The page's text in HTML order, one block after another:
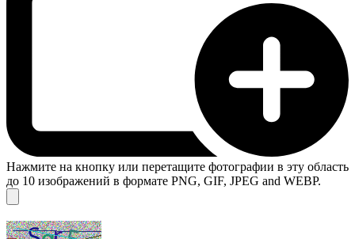
Нажмите на кнопку или перетащите фотографии в эту область
до 10 изображений в формате PNG, GIF, JPEG and WEBP.